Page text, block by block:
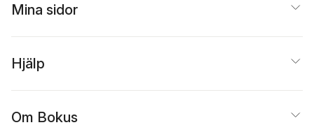
Mina sidor
Hjälp
Om Bokus